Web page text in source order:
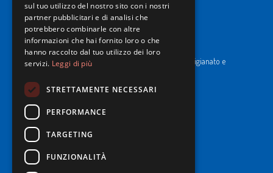
NewPrinces S.p.A.
CF e P. Iva 00183410653 / REA di RE n°277595.
Ufficio del Registro: Camera di Commercio Industria Artigianato e
Agricoltura di Reggio Emilia.
Cap. Soc. € 43.935.050,00 i.v.
Cookie Policy
Privacy Policy
Whistleblowing
Informativa Imballi per il trasporto
sul tuo utilizzo del nostro sito con i nostri
partner pubblicitari e di analisi che
potrebbero combinarle con altre
informazioni che hai fornito loro o che
hanno raccolto dal tuo utilizzo dei loro
servizi. Leggi di più
STRETTAMENTE NECESSARI
PERFORMANCE
TARGETING
FUNZIONALITÀ